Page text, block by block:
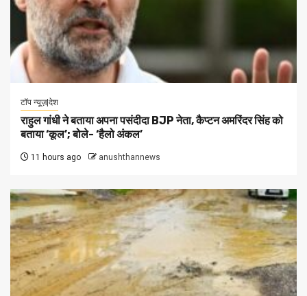
टॉप न्यूज़|देश
राहुल गांधी ने बताया अपना पसंदीदा BJP नेता, कैप्टन अमरिंदर सिंह को
बताया ‘कूल’; बोले- ‘हैलो अंकल’
11 hours ago anushthannews